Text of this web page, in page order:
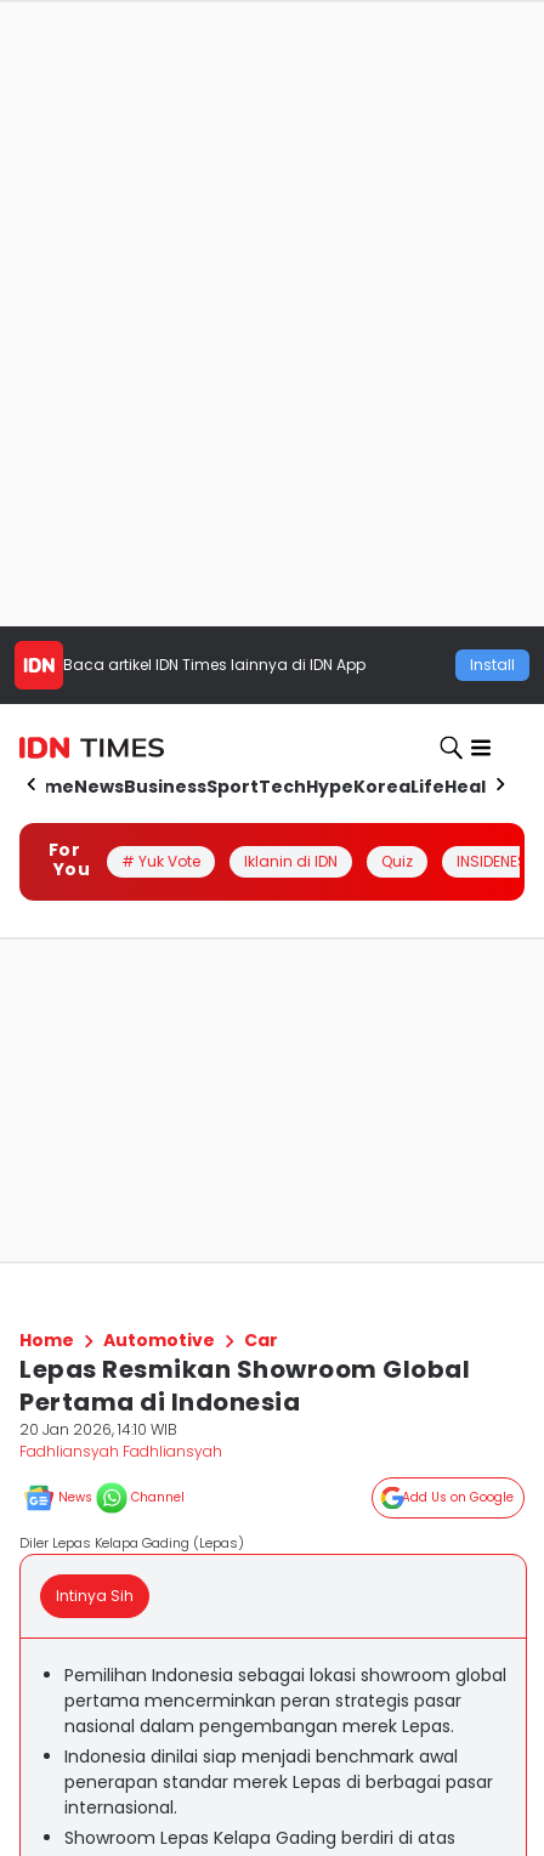
Baca artikel IDN Times lainnya di IDN App Install
HomeNewsBusinessSportTechHypeKoreaLifeHealth
For
You
# Yuk Vote Iklanin di IDN Quiz INSIDENESIA
Home Automotive Car
Lepas Resmikan Showroom Global
Pertama di Indonesia
20 Jan 2026, 14:10 WIB
Fadhliansyah Fadhliansyah
News Channel Add Us on Google
Diler Lepas Kelapa Gading (Lepas)
Intinya Sih
Pemilihan Indonesia sebagai lokasi showroom global
pertama mencerminkan peran strategis pasar
nasional dalam pengembangan merek Lepas.
Indonesia dinilai siap menjadi benchmark awal
penerapan standar merek Lepas di berbagai pasar
internasional.
Showroom Lepas Kelapa Gading berdiri di atas